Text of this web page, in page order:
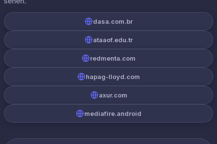
dasa.com.br
ataaof.edu.tr
redmenta.com
hapag-lloyd.com
axur.com
mediafire.android